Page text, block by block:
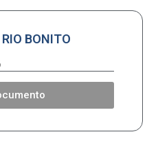
BONITO